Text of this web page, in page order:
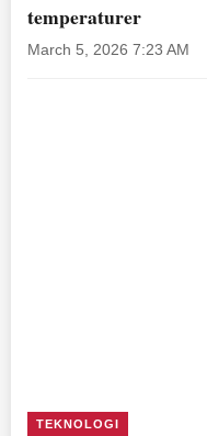
temperaturer
March 5, 2026 7:23 AM
TEKNOLOGI